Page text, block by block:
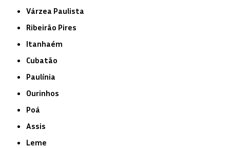
Várzea Paulista
Ribeirão Pires
Itanhaém
Cubatão
Paulínia
Ourinhos
Poá
Assis
Leme